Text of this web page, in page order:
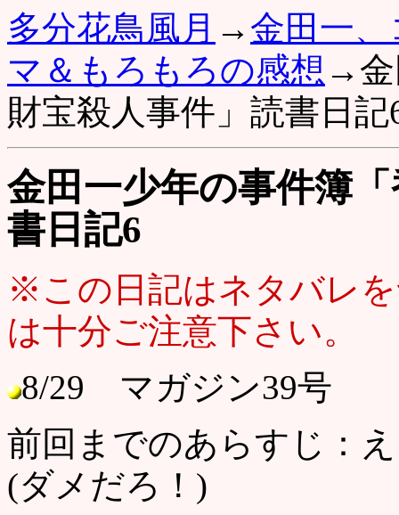
多分花鳥風月 → 金田一
マ＆もろもろの感想 →金
財宝殺人事件」読書日記
金田一少年の事件簿
書日記6
※この日記はネタバレ
は十分ご注意下さい。
8/29 マガジン39号
前回までのあらすじ：
(ダメだろ！)